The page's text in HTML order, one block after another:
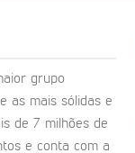
grupo
as mais sólidas e
de 7 milhões de
e conta com a